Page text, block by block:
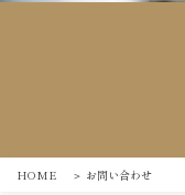
HOME ＞ お問い合わせ